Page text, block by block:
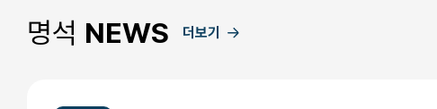
명석 NEWS 더보기